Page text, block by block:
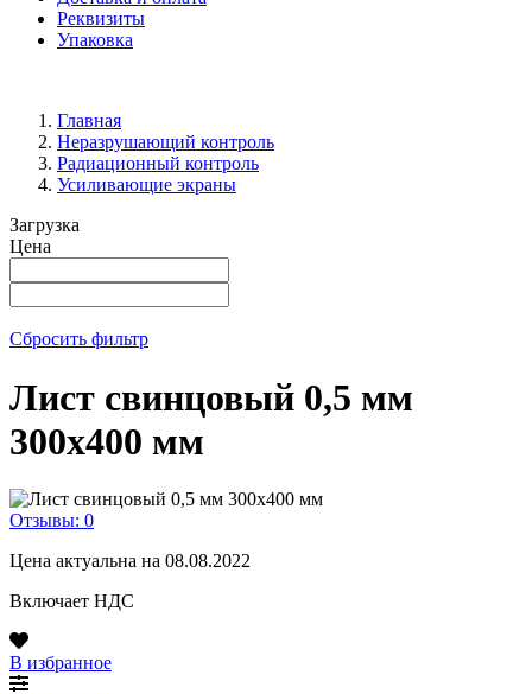
Реквизиты
Упаковка
Главная
Неразрушающий контроль
Радиационный контроль
Усиливающие экраны
Загрузка
Цена
Сбросить фильтр
Лист свинцовый 0,5 мм
300х400 мм
Отзывы: 0
Цена актуальна на 08.08.2022
Включает НДС
В избранное